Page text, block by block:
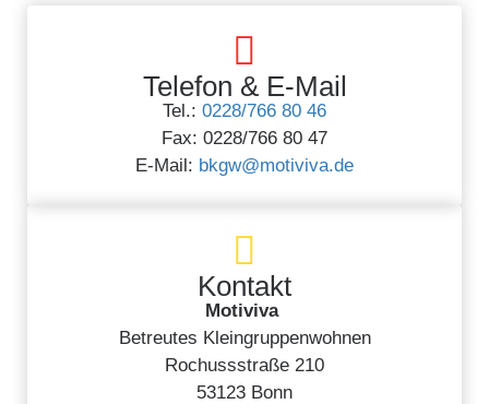
Telefon & E-Mail
Tel.: 0228/766 80 46
Fax: 0228/766 80 47
E-Mail: bkgw@motiviva.de
Kontakt
Motiviva
Betreutes Kleingruppenwohnen
Rochussstraße 210
53123 Bonn